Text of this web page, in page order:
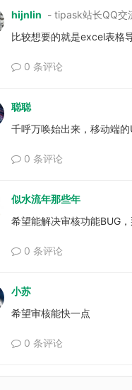
hijnlin - tipask站长QQ
比较想要的就是excel表格
0 条评论
聪聪
千呼万唤始出来，移动端
0 条评论
似水流年那些年
希望能解决审核功能BUG，
0 条评论
小苏
希望审核能快一点
0 条评论